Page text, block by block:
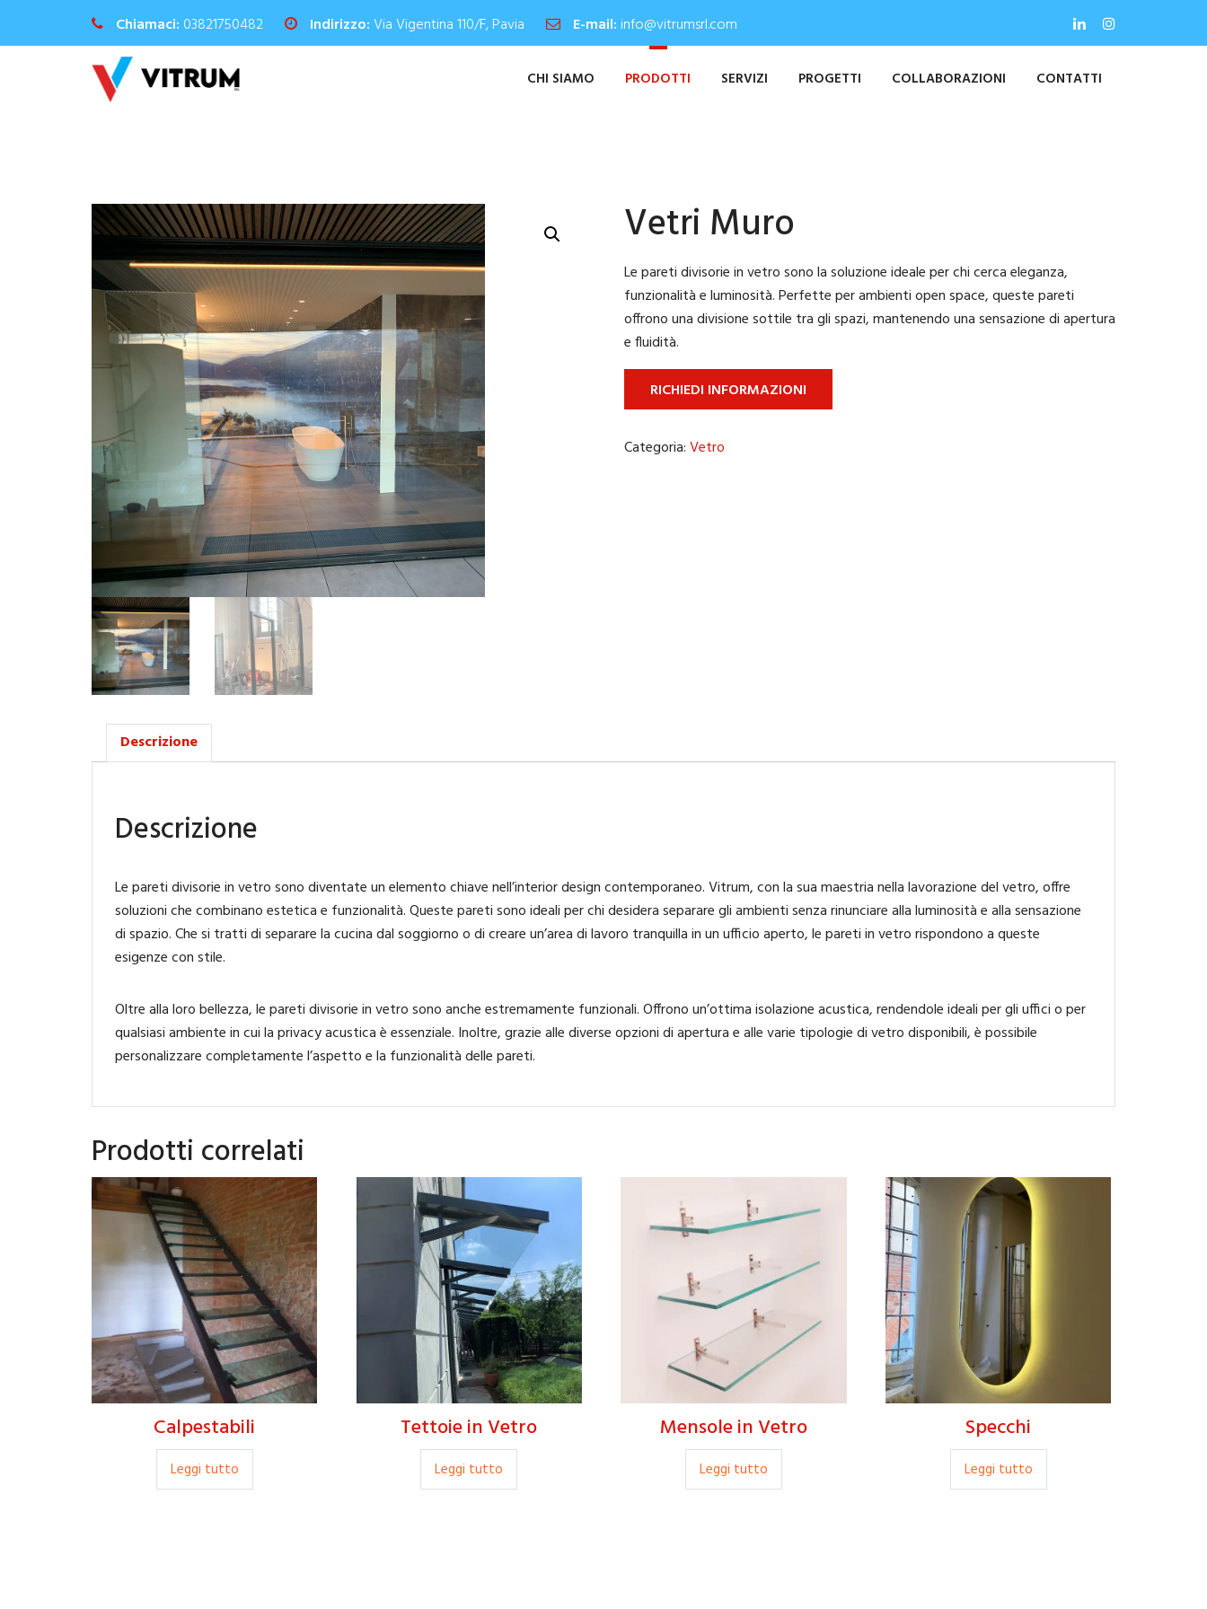
Chiamaci: 03821750482 Indirizzo:Via Vigentina 110/F, Pavia E-mail: info@vitrumsrl.com
CHI SIAMO PRODOTTI SERVIZI PROGETTI COLLABORAZIONI CONTATTI
Vetri Muro
Le pareti divisorie in vetro sono la soluzione ideale per chi cerca eleganza,
funzionalità e luminosità. Perfette per ambienti open space, queste pareti
offrono una divisione sottile tra gli spazi, mantenendo una sensazione di apertura
e fluidità.
RICHIEDI INFORMAZIONI
Categoria:Vetro
Descrizione
Descrizione
Le pareti divisorie in vetro sono diventate un elemento chiave nell’interior design contemporaneo. Vitrum, con la sua maestria nella lavorazione del vetro, offre
soluzioni che combinano estetica e funzionalità. Queste pareti sono ideali per chi desidera separare gli ambienti senza rinunciare alla luminosità e alla sensazione
di spazio. Che si tratti di separare la cucina dal soggiorno o di creare un’area di lavoro tranquilla in un ufficio aperto, le pareti in vetro rispondono a queste
esigenze con stile.
Oltre alla loro bellezza, le pareti divisorie in vetro sono anche estremamente funzionali. Offrono un’ottima isolazione acustica, rendendole ideali per gli uffici o per
qualsiasi ambiente in cui la privacy acustica è essenziale. Inoltre, grazie alle diverse opzioni di apertura e alle varie tipologie di vetro disponibili, è possibile
personalizzare completamente l’aspetto e la funzionalità delle pareti.
Prodotti correlati
Calpestabili
Leggi tutto
Tettoie in Vetro
Leggi tutto
Mensole in Vetro
Leggi tutto
Specchi
Leggi tutto